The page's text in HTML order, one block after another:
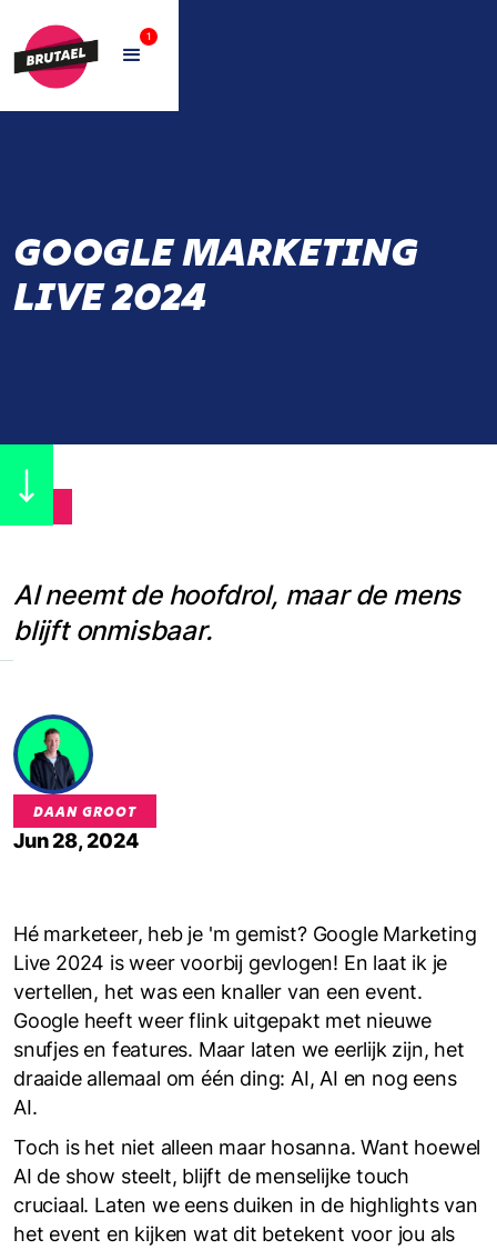
1
GOOGLE MARKETING
LIVE 2024
AI neemt de hoofdrol, maar de mens
blijft onmisbaar.
DAAN GROOT
Jun 28, 2024
Hé marketeer, heb je 'm gemist? Google Marketing
Live 2024 is weer voorbij gevlogen! En laat ik je
vertellen, het was een knaller van een event.
Google heeft weer flink uitgepakt met nieuwe
snufjes en features. Maar laten we eerlijk zijn, het
draaide allemaal om één ding: AI, AI en nog eens
AI.
Toch is het niet alleen maar hosanna. Want hoewel
AI de show steelt, blijft de menselijke touch
cruciaal. Laten we eens duiken in de highlights van
het event en kijken wat dit betekent voor jou als